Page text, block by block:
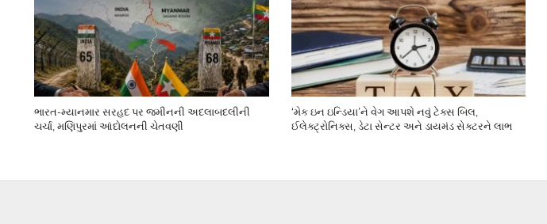
ભારત-મ્યાનમાર સરહદ પર જમીનની અદલાબદલીની
ચર્ચા, મણિપુરમાં આંદોલનની ચેતવણી
‘મેક ઇન ઇન્ડિયા’ને વેગ આપશે નવું ટેક્સ બિલ,
ઈલેક્ટ્રોનિક્સ, ડેટા સેન્ટર અને ડાયમંડ સેક્ટરને લાભ